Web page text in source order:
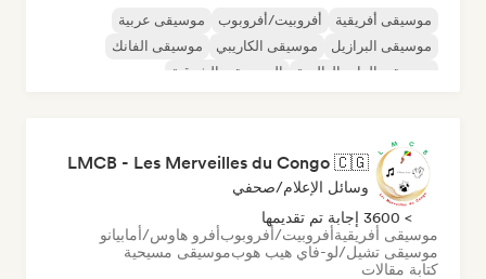
موسيقى أفريقية أفروبيت/أفروبوب
موسيقى عربية
موسيقى البرازيل
موسيقى الكاريبي
موسيقى الفانك
موسيقى الراب العالمية
الموسيقى الشرقية
LMCB - Les Merveilles du Congo 🇨🇬
وسائل الإعلام/صحفي
> 3600 إجابة تم تقديمها
موسيقى أفريقيةأفروبيت/أفروبوبأفرو هاوس/أمابيانو
موسيقى تشيل/لو-فاي هيب هوبموسيقى مسيحية
كتابة مقالات